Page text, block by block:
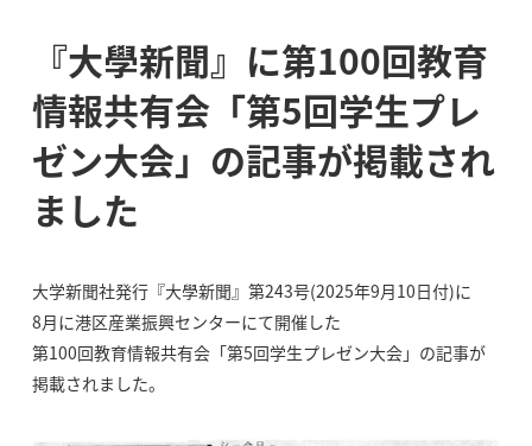
『大學新聞』に第100回教育
情報共有会「第5回学生プレ
ゼン大会」の記事が掲載され
ました
大学新聞社発行『大學新聞』第243号(2025年9月10日付)に
8月に港区産業振興センターにて開催した
第100回教育情報共有会「第5回学生プレゼン大会」の記事が
掲載されました。